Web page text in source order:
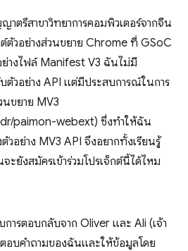
ตรีสาขาวิทยาการคอมพิวเตอร์จากจีน
ตัวอย่างส่วนขยาย Chrome ที่ GSoC
างไฟล์ Manifest V3 ฉันไม่มี
ตัวอย่าง API แต่มีประสบการณ์ในการ
ขยาย MV3
paimon-webext) ซึ่งทำให้ฉัน
อย่าง MV3 API จึงอยากทั้งเรียนรู้
ะยังสมัครเข้าร่วมโปรเจ็กต์นี้ได้ไหม
ารตอบกลับจาก Oliver และ Ali (เจ้า
อบคําถามของฉันและให้ข้อมูลโดย